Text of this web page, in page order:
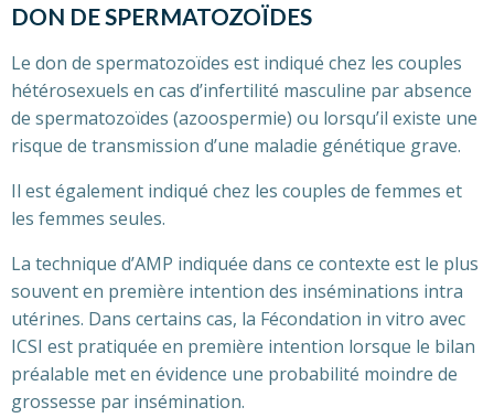
DON DE SPERMATOZOÏDES
Le don de spermatozoïdes est indiqué chez les couples
hétérosexuels en cas d’infertilité masculine par absence
de spermatozoïdes (azoospermie) ou lorsqu’il existe une
risque de transmission d’une maladie génétique grave.
Il est également indiqué chez les couples de femmes et
les femmes seules.
La technique d’AMP indiquée dans ce contexte est le plus
souvent en première intention des inséminations intra
utérines. Dans certains cas, la Fécondation in vitro avec
ICSI est pratiquée en première intention lorsque le bilan
préalable met en évidence une probabilité moindre de
grossesse par insémination.